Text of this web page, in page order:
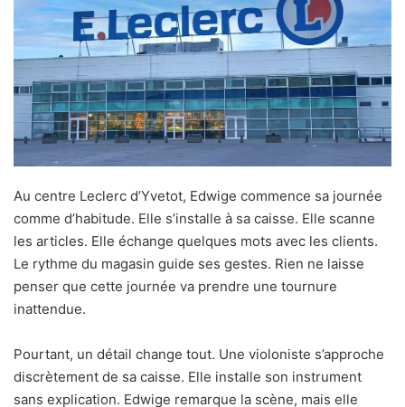
Au centre Leclerc d’Yvetot, Edwige commence sa journée
comme d’habitude. Elle s’installe à sa caisse. Elle scanne
les articles. Elle échange quelques mots avec les clients.
Le rythme du magasin guide ses gestes. Rien ne laisse
penser que cette journée va prendre une tournure
inattendue.
Pourtant, un détail change tout. Une violoniste s’approche
discrètement de sa caisse. Elle installe son instrument
sans explication. Edwige remarque la scène, mais elle